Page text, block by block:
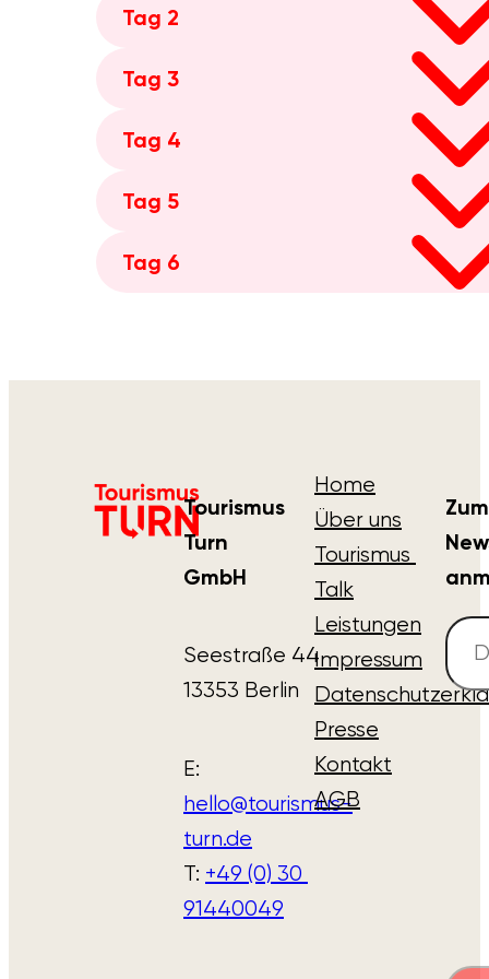
Tag 2
Tag 3
Tag 4
Tag 5
Tag 6
Tourismus
Turn
GmbH
Seestraße 44
13353 Berlin
hello@tourismus-
turn.de
T: +49 (0) 30
91440049
Home
Über uns
Tourismus
Talk
Leistungen
Impressum
Presse
Kontakt
AGB
Zum